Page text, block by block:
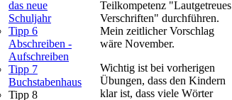
das neue
Schuljahr
Tipp 6
Abschreiben -
Aufschreiben
Tipp 7
Buchstabenhaus
Tipp 8
Teilkompetenz "Lautgetreues
Verschriften" durchführen.
Mein zeitlicher Vorschlag
wäre November.
Wichtig ist bei vorherigen
Übungen, dass den Kindern
klar ist, dass viele Wörter